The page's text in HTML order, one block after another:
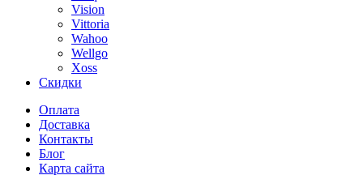
Vision
Vittoria
Wahoo
Wellgo
Xoss
Скидки
Оплата
Доставка
Контакты
Блог
Карта сайта